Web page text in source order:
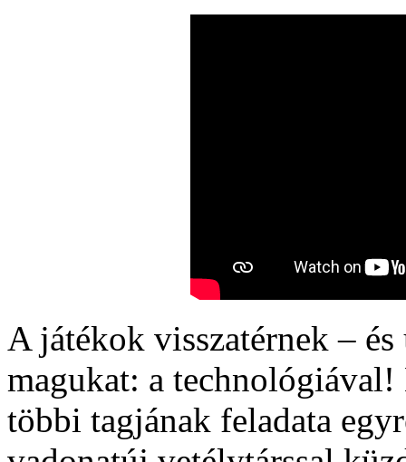
A játékok visszatérnek –
magukat: a technológiával!
többi tagjának feladata